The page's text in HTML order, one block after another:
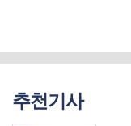
추천기사